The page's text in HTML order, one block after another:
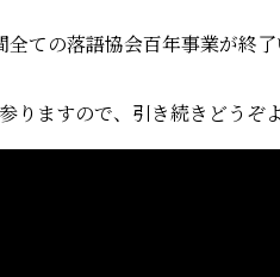
ての落語協会百年事業が終了
ますので、引き続きどうぞ